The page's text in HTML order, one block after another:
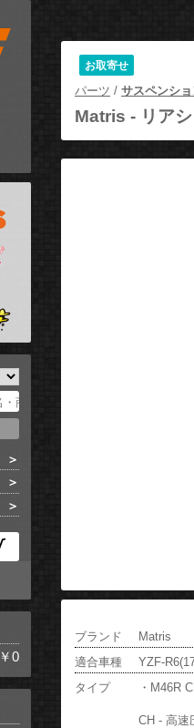
￥0
お取寄せ
パーツ / サスペンシ
Matris - リア
ブランド
Matris
適合車種
YZF-
タイプ
・M46R
CH - 高速